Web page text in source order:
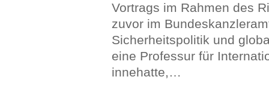
Vortrags im Rahmen des
zuvor im
Sicherheitspolitik und
eine Professur für
innehatte,…